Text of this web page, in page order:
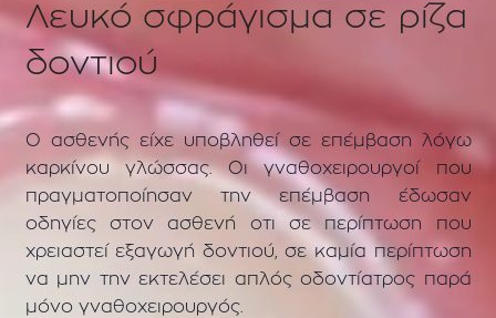
Λευκό σφράγισμα σε ρίζα
δοντιού
Ο ασθενής είχε υποβληθεί σε επέμβαση λόγω
καρκίνου γλώσσας. Οι γναθοχειρουργοί που
πραγματοποίησαν την επέμβαση έδωσαν
οδηγίες στον ασθενή οτι σε περίπτωση που
χρειαστεί εξαγωγή δοντιού, σε καμία περίπτωση
να μην την εκτελέσει απλός οδοντίατρος παρά
μόνο γναθοχειρουργός.